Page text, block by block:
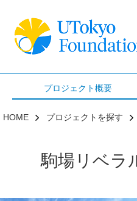
HOME プロジェクトを探す
駒場リベラ
プロジェクト概要